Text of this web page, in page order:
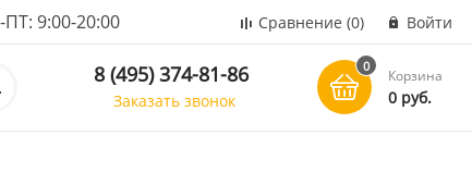
9:00-20:00 Сравнение (0) Войти
8 (495) 374-81-86
Заказать звонок
0
Корзина
0 руб.